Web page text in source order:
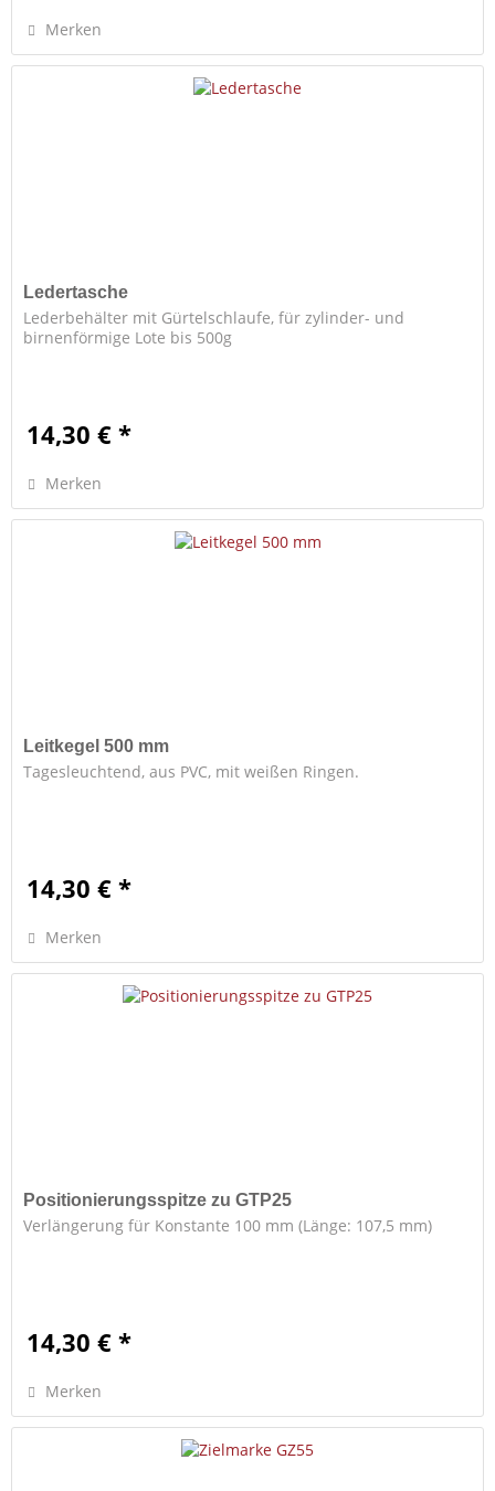
Merken
Ledertasche
Lederbehälter mit Gürtelschlaufe, für zylinder- und
birnenförmige Lote bis 500g
14,30 € *
Merken
Leitkegel 500 mm
Tagesleuchtend, aus PVC, mit weißen Ringen.
14,30 € *
Merken
Positionierungsspitze zu GTP25
Verlängerung für Konstante 100 mm (Länge: 107,5 mm)
14,30 € *
Merken